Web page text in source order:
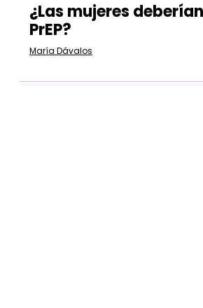
¿Las mujeres
PrEP?
María Dávalos